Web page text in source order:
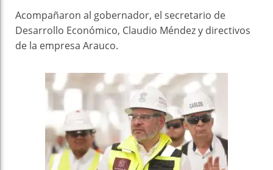
Acompañaron al gobernador, el secretario de
Desarrollo Económico, Claudio Méndez y directivos
de la empresa Arauco.